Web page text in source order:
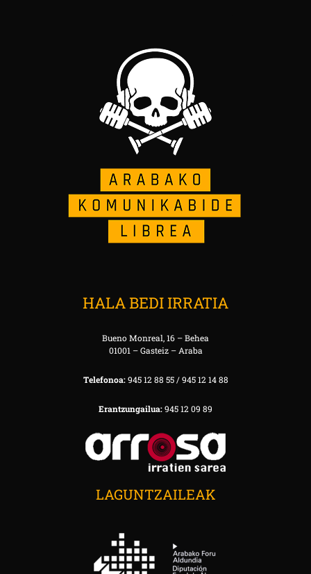
HALA BEDI IRRATIA
Bueno Monreal, 16 – Behea
01001 – Gasteiz – Araba
Telefonoa:945 12 88 55 / 945 12 14 88
Erantzungailua:945 12 09 89
LAGUNTZAILEAK